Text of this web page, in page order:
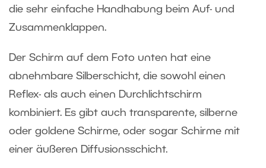
die sehr einfache Handhabung beim Auf- und
Zusammenklappen.
Der Schirm auf dem Foto unten hat eine
abnehmbare Silberschicht, die sowohl einen
Reflex- als auch einen Durchlichtschirm
kombiniert. Es gibt auch transparente, silberne
oder goldene Schirme, oder sogar Schirme mit
einer äußeren Diffusionsschicht.